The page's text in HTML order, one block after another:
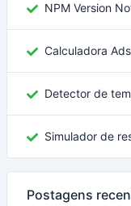
NPM Version
Calculadora
Detector de
Simulador de
Postagens